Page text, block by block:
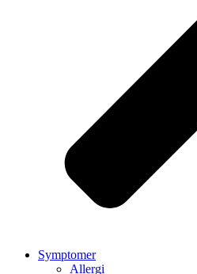
Symptomer
Allergi